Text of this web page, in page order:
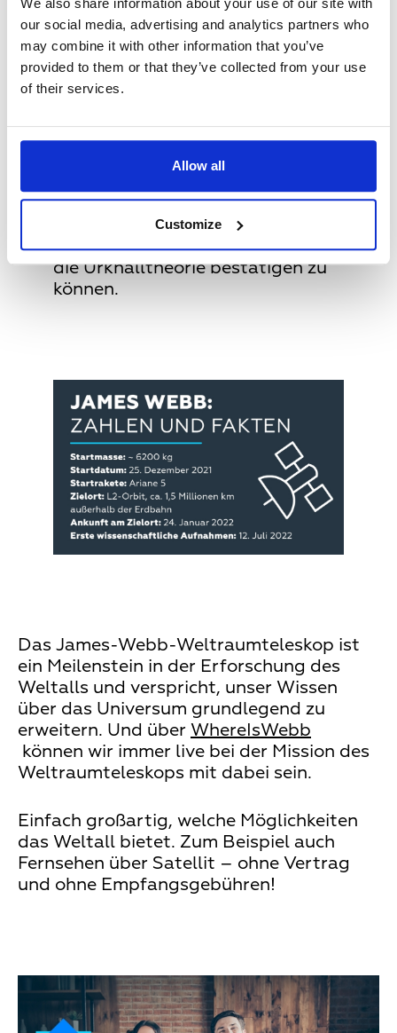
We also share information about your use of our site with
our social media, advertising and analytics partners who
may combine it with other information that you’ve
provided to them or that they’ve collected from your use
of their services.
Allow all
Customize
von Wasser oft als eine der
Grundlagen für die Bewohnbarkeit
von Planeten betrachtet wird.
Galaxienforschung:
Mit seinen Aufnahmen von Kollisionen
Galaxien, die über 13 Milliarden
Lichtjahre entfernt sind, bietet das
und Weise, wie unser Universum
funktioniert. Wissenschaftler erhoffen
sich, hierdurch unter anderem auch
die Urknalltheorie bestätigen zu
können.
Das James-Webb-Weltraumteleskop ist
ein Meilenstein in der Erforschung des
Weltalls und verspricht, unser Wissen
über das Universum grundlegend zu
erweitern. Und über WhereIsWebb
können wir immer live bei der Mission des
Weltraumteleskops mit dabei sein.
Einfach großartig, welche Möglichkeiten
das Weltall bietet. Zum Beispiel auch
Fernsehen über Satellit – ohne Vertrag
und ohne Empfangsgebühren!
Media